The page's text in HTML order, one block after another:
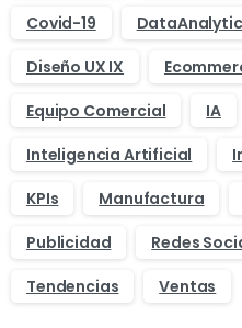
Covid-19
Diseño UX IX
Equipo Comercial
IA
Inteligencia Artificial
KPIs
Manufactura
Publicidad
Redes
Tendencias
Ventas